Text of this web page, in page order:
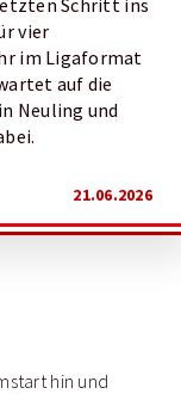
Schritt ins
vier
im Ligaformat
auf die
Neuling und
21.06.2026
hin und